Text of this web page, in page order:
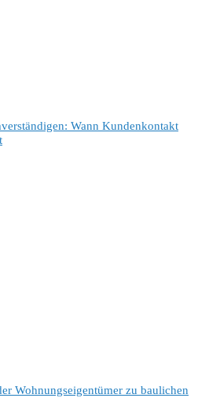
Wann Kundenkontakt
Wohnungseigentümer zu baulichen